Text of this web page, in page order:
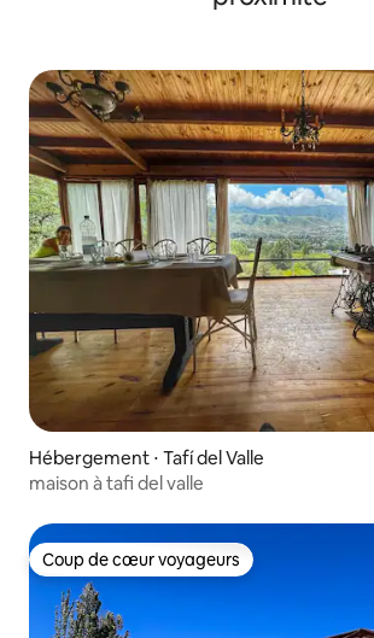
Hébergement ⋅ Tafí del Valle
maison à tafi del valle
Coup de cœur voyageurs
Coup de cœur voyageurs